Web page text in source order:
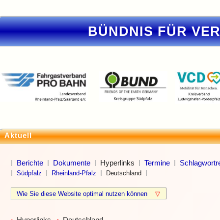
BÜNDNIS FÜR
Aktuell
Berichte Dokumente Hyperlinks Termine
Südpfalz Rheinland-Pfalz Deutschland
Wie Sie diese Website optimal nutzen können ▽